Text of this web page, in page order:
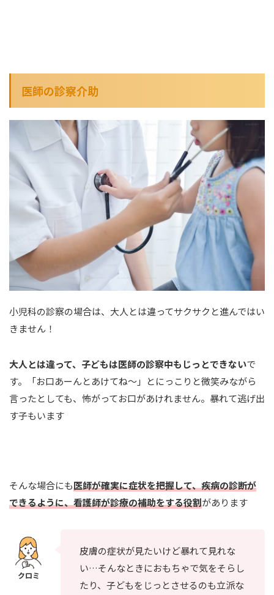
医師の診察介助
小児科の診察の場合は、大人とは違ってサクサクと進んではい
きません！
大人とは違って、子どもは医師の診察中もじっとできないで
す。「お口あーんとあけてね～」とにっこりと微笑みながら
言ったとしても、怖がってお口があけれません。暴れて逃げ出
す子もいます
そんな場合にも医師が確実に症状を把握して、疾病の診断が
できるように、看護師が診療の補助をする役割があります
皮膚の症状が見たいけど暴れて見れな
い…そんなときにおもちゃで気をそらし
たり、子どもをじっとさせるのも立派な